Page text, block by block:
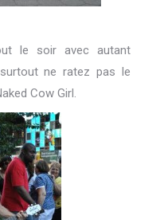
le soir avec autant
ne ratez pas le
Cow Girl.